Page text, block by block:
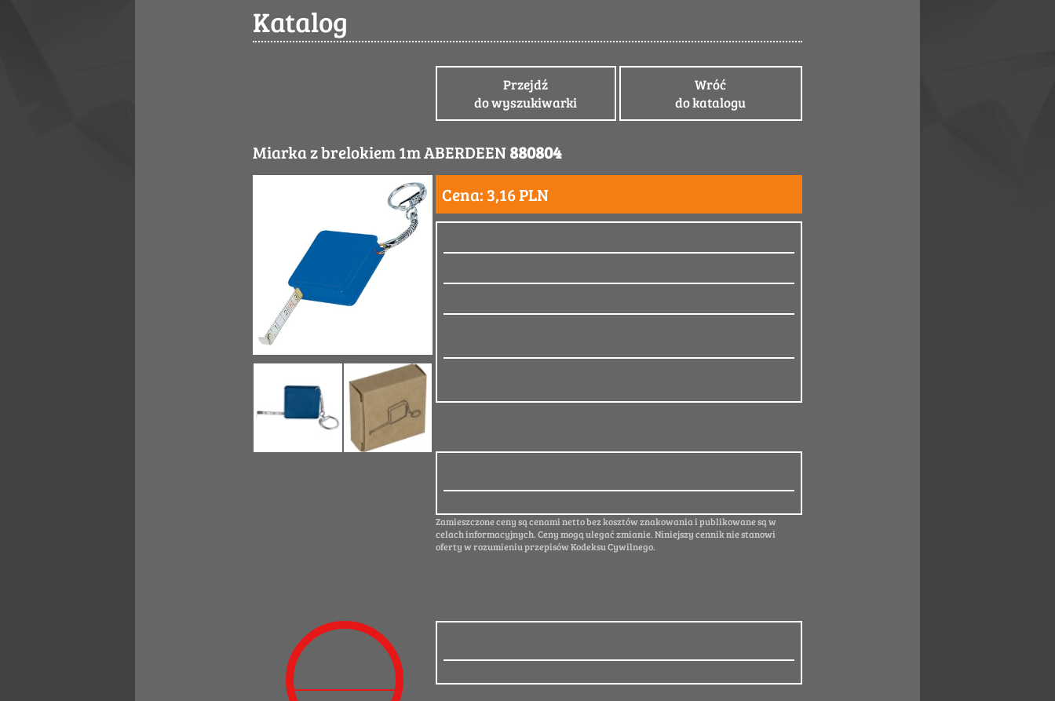
Katalog
Przejdź
do wyszukiwarki
Wróć
do katalogu
Miarka z brelokiem 1m ABERDEEN880804
Cena: 3,16 PLN
Zamieszczone ceny są cenami netto bez kosztów znakowania i publikowane są w
celach informacyjnych. Ceny mogą ulegać zmianie. Niniejszy cennik nie stanowi
oferty w rozumieniu przepisów Kodeksu Cywilnego.